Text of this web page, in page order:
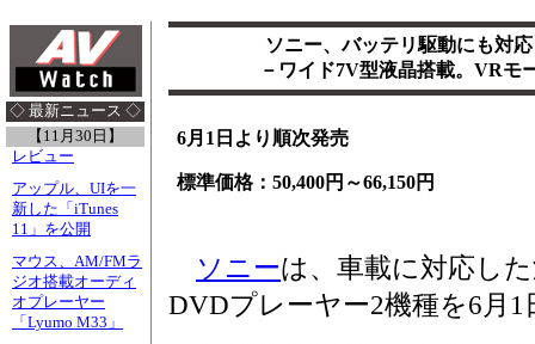
◇ 最新ニュース ◇
【11月30日】
レビュー
アップル、UIを一
新した「iTunes
11」を公開
マウス、AM/FMラ
ジオ搭載オーディ
オプレーヤー
「Lyumo M33」
ソニー、バッテリ駆動にも対
－ワイド7V型液晶搭載。VRモ
6月1日より順次発売
標準価格：50,400円～66,150円
ソニーは、車載に対応し
DVDプレーヤー2機種を6月